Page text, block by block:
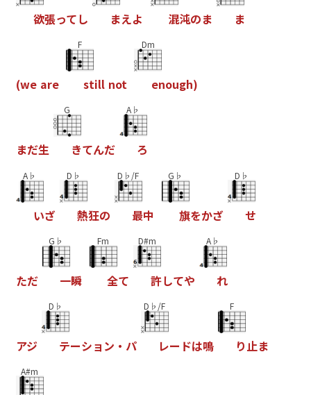
欲張ってし まえよ 混沌のま ま
(we are
F
still not
Dm
enough)
まだ生
G
きてんだ
A♭
ろ
A♭
いざ
D♭
熱狂の
D♭/F
最中
G♭
旗をかざ
D♭
せ
ただ
G♭
一瞬
Fm
全て
D#m
許してや
A♭
れ
アジ
D♭
テーショ ン ・ パ
D♭/F
レー ドは鳴
F
り止ま
A#m